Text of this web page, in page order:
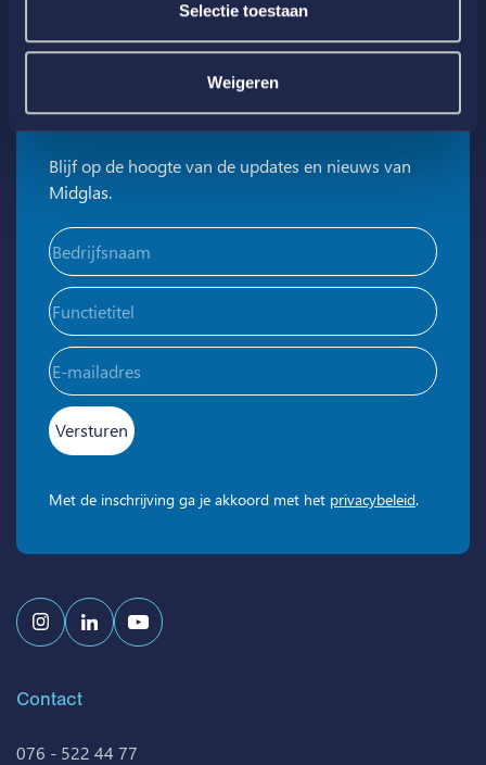
Selectie toestaan
Weigeren
Contact
076 - 522 44 77
Schrijf je in voor glas updates
Blijf op de hoogte van de updates en nieuws van
Midglas.
Bedrijfsnaam
Functietitel
E-
mailadres(Vereist)
Met de inschrijving ga je akkoord met het privacybeleid.